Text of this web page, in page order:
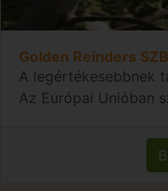
Golden Reinders SZB
A legértékesebbnek
Az Európai Unióban